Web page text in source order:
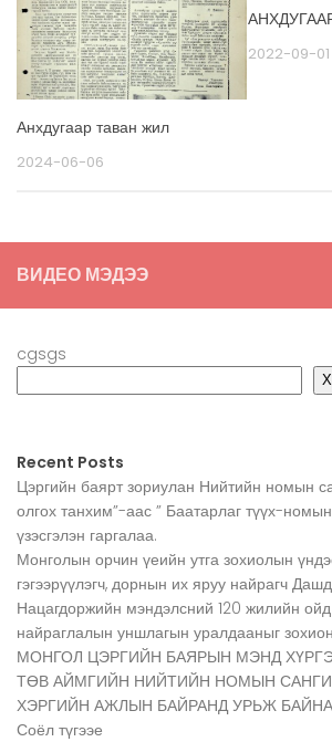
Анхдугаар таван жил
2024-06-06
2022-09-01
ВИДЕО МЭДЭЭ
cgsgs
Recent Posts
Цэргийн баярт зориулан Нийтийн номын
олгох танхим”-аас ” Баатарлаг түүх-
үзэсгэлэн гаргалаа.
Монголын орчин үеийн утга зохиолын
гэгээрүүлэгч, дорнын их яруу найрагч
Нацагдоржийн мэндэлсний 120 жилийн
найраглалын уншлагын уралдааныг
МОНГОЛ ЦЭРГИЙН БАЯРЫН МЭНД
ТӨВ АЙМГИЙН НИЙТИЙН НОМЫН
ХЭРГИЙН АЖЛЫН БАЙРАНД УРЬЖ
Соёл түгээе